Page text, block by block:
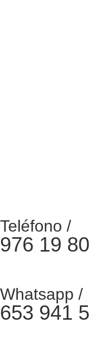
Teléfono /
976 19
Whatsapp /
653 941